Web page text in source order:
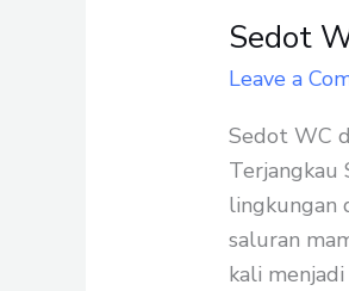
Sedot
Leave a
Sedot WC
Terjangkau
lingkungan
saluran
kali
Sedot
WC
Tuban
Paling
Murah